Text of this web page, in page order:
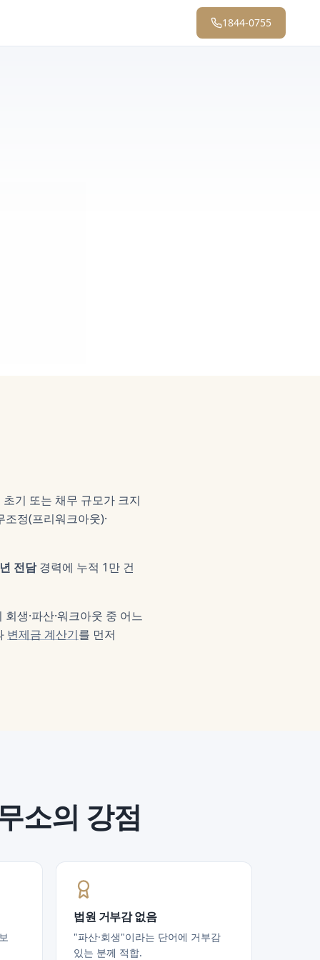
1844-0755
초기 또는 채무 규모가 크지
정(프리워크아웃)·
전담경력에 누적 1만 건
생·파산·워크아웃 중 어느
변제금 계산기를 먼저
소의 강점
법원 거부감 없음
"파산·회생"이라는 단어에 거부감
있는 분께 적합.